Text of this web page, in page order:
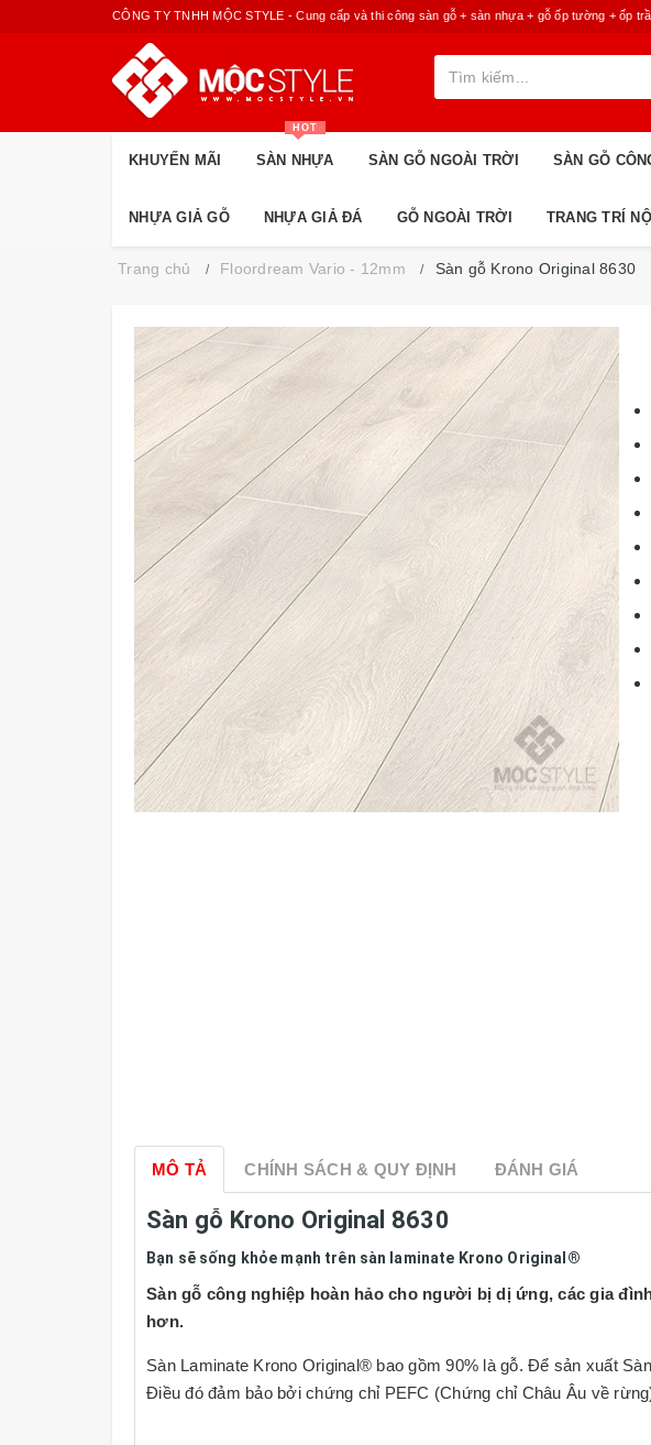
CÔNG TY TNHH MỘC STYLE - Cung cấp và thi công sàn gỗ + sàn nhựa + gỗ ốp tường + ốp
KHUYẾN MÃI SÀN NHỰA
HOT
SÀN GỖ NGOÀI TRỜI SÀN GỖ
NHỰA GIẢ GỖ NHỰA GIẢ ĐÁ GỖ NGOÀI TRỜI TRANG TRÍ
Trang chủ Floordream Vario - 12mm Sàn gỗ Krono Original 8630
MÔ TẢ CHÍNH SÁCH & QUY ĐỊNH ĐÁNH GIÁ
Sàn gỗ Krono Original 8630
Bạn sẽ sống khỏe mạnh trên sàn laminate Krono Original®
Sàn gỗ công nghiệp hoàn hảo cho người bị dị ứng, các gia
hơn.
Sàn Laminate Krono Original® bao gồm 90% là gỗ. Để sản xuất
Điều đó đảm bảo bởi chứng chỉ PEFC (Chứng chỉ Châu Âu về